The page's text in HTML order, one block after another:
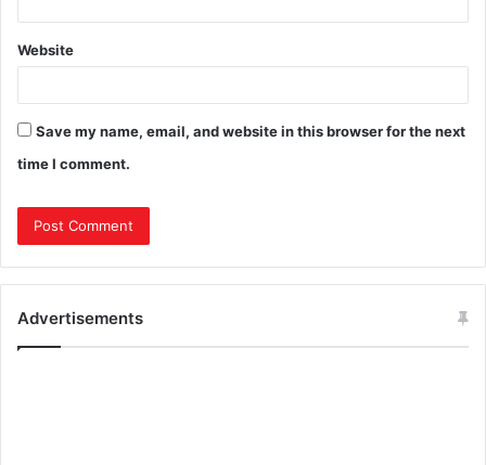
Website
Save my name, email, and website in this browser for the next
time I comment.
Advertisements